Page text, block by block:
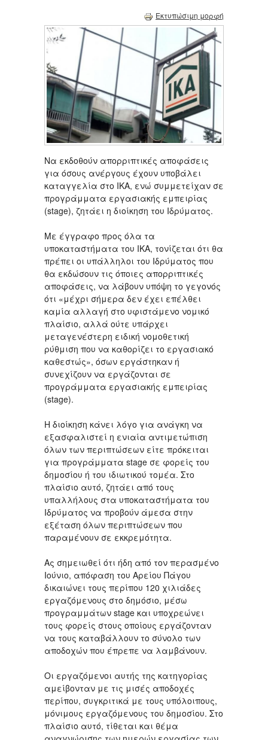
Εκτυπώσιμη μορφή
Να εκδοθούν απορριπτικές αποφάσεις
για όσους ανέργους έχουν υποβάλει
καταγγελία στο ΙΚΑ, ενώ συμμετείχαν σε
προγράμματα εργασιακής εμπειρίας
(stage), ζητάει η διοίκηση του Ιδρύματος.
Με έγγραφο προς όλα τα
υποκαταστήματα του ΙΚΑ, τονίζεται ότι θα
πρέπει οι υπάλληλοι του Ιδρύματος που
θα εκδώσουν τις όποιες απορριπτικές
αποφάσεις, να λάβουν υπόψη το γεγονός
ότι «μέχρι σήμερα δεν έχει επέλθει
καμία αλλαγή στο υφιστάμενο νομικό
πλαίσιο, αλλά ούτε υπάρχει
μεταγενέστερη ειδική νομοθετική
ρύθμιση που να καθορίζει το εργασιακό
καθεστώς», όσων εργάστηκαν ή
συνεχίζουν να εργάζονται σε
προγράμματα εργασιακής εμπειρίας
(stage).
Η διοίκηση κάνει λόγο για ανάγκη να
εξασφαλιστεί η ενιαία αντιμετώπιση
όλων των περιπτώσεων είτε πρόκειται
για προγράμματα stage σε φορείς του
δημοσίου ή του ιδιωτικού τομέα. Στο
πλαίσιο αυτό, ζητάει από τους
υπαλλήλους στα υποκαταστήματα του
Ιδρύματος να προβούν άμεσα στην
εξέταση όλων περιπτώσεων που
παραμένουν σε εκκρεμότητα.
Ας σημειωθεί ότι ήδη από τον περασμένο
Ιούνιο, απόφαση του Αρείου Πάγου
δικαιώνει τους περίπου 120 χιλιάδες
εργαζόμενους στο δημόσιο, μέσω
προγραμμάτων stage και υποχρεώνει
τους φορείς στους οποίους εργάζονταν
να τους καταβάλλουν το σύνολο των
αποδοχών που έπρεπε να λαμβάνουν.
Οι εργαζόμενοι αυτής της κατηγορίας
αμείβονταν με τις μισές αποδοχές
περίπου, συγκριτικά με τους υπόλοιπους,
μόνιμους εργαζόμενους του δημοσίου. Στο
πλαίσιο αυτό, τίθεται και θέμα